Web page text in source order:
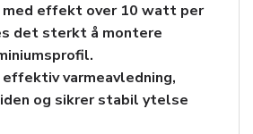
med effekt over 10 watt per
det sterkt å montere
varmeavledning,
og sikrer stabil ytelse